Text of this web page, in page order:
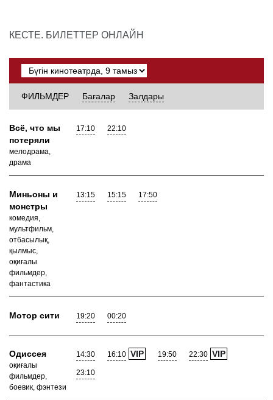
КЕСТЕ. БИЛЕТТЕР ОНЛАЙН
ФИЛЬМДЕР Бағалар Залдары
Всё, что мы
потеряли
мелодрама,
драма
17:10 22:10
Миньоны и
монстры
комедия,
мультфильм,
отбасылық,
қылмыс,
оқиғалы
фильмдер,
фантастика
13:15 15:15 17:50
Мотор сити 19:20 00:20
Одиссея
оқиғалы
фильмдер,
боевик, фэнтези
14:30 16:10 VIP 19:50 22:30 VIP
23:10